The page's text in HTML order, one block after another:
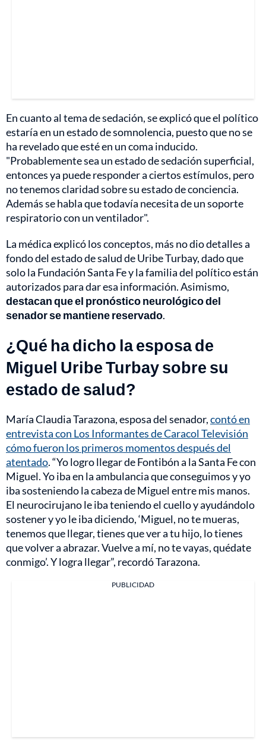
En cuanto al tema de sedación, se explicó que el político
estaría en un estado de somnolencia, puesto que no se
ha revelado que esté en un coma inducido.
"Probablemente sea un estado de sedación superficial,
entonces ya puede responder a ciertos estímulos, pero
no tenemos claridad sobre su estado de conciencia.
Además se habla que todavía necesita de un soporte
respiratorio con un ventilador".
La médica explicó los conceptos, más no dio detalles a
fondo del estado de salud de Uribe Turbay, dado que
solo la Fundación Santa Fe y la familia del político están
autorizados para dar esa información. Asimismo,
destacan que el pronóstico neurológico del
senador se mantiene reservado.
¿Qué ha dicho la esposa de
Miguel Uribe Turbay sobre su
estado de salud?
María Claudia Tarazona, esposa del senador,contó en
entrevista con Los Informantes de Caracol Televisión
cómo fueron los primeros momentos después del
atentado. “Yo logro llegar de Fontibón a la Santa Fe con
Miguel. Yo iba en la ambulancia que conseguimos y yo
iba sosteniendo la cabeza de Miguel entre mis manos.
El neurocirujano le iba teniendo el cuello y ayudándolo
sostener y yo le iba diciendo, ‘Miguel, no te mueras,
tenemos que llegar, tienes que ver a tu hijo, lo tienes
que volver a abrazar. Vuelve a mí, no te vayas, quédate
conmigo’. Y logra llegar”, recordó Tarazona.
PUBLICIDAD